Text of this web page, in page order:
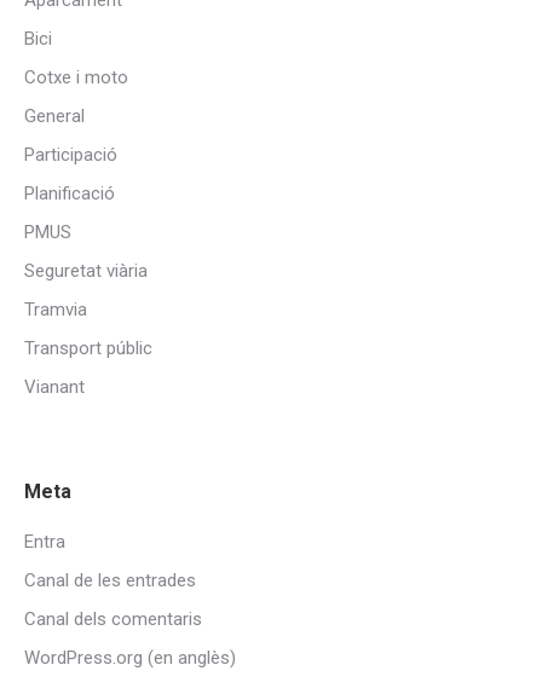
Bici
Cotxe i moto
General
Participació
Planificació
PMUS
Seguretat viària
Tramvia
Transport públic
Vianant
Meta
Entra
Canal de les entrades
Canal dels comentaris
WordPress.org (en anglès)